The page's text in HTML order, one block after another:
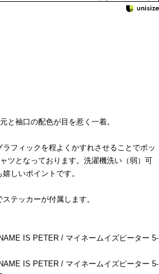
と袖口の配色が目を惹く一着。
フィックを程よくかすれさせることでポッ
ツとなっております。洗濯機洗い（弱）可
しいポイントです。
テッカーが付属します。
IS PETER / マイネームイズピーター 5-
IS PETER / マイネームイズピーター 5-